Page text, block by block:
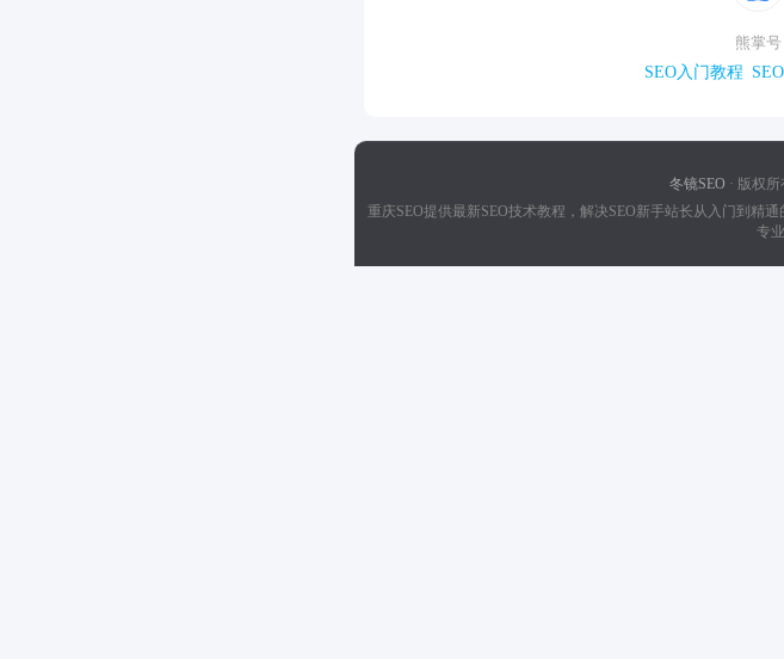
熊掌号
SEO入门教程
冬镜SEO · 版权
重庆SEO提供最新SEO技术教程，解决SEO新手站长从入门到精
专